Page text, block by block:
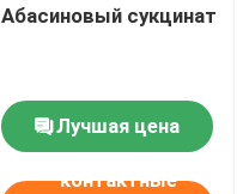
Абасиновый сукцинат
Лучшая цена
контактные